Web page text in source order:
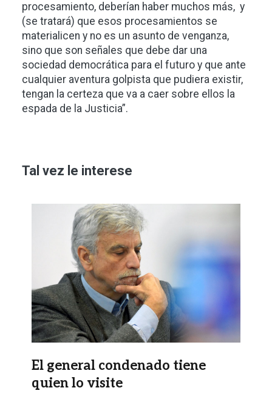
procesamiento, deberían haber muchos más, y
(se tratará) que esos procesamientos se
materialicen y no es un asunto de venganza,
sino que son señales que debe dar una
sociedad democrática para el futuro y que ante
cualquier aventura golpista que pudiera existir,
tengan la certeza que va a caer sobre ellos la
espada de la Justicia”.
Tal vez le interese
El general condenado tiene
quien lo visite